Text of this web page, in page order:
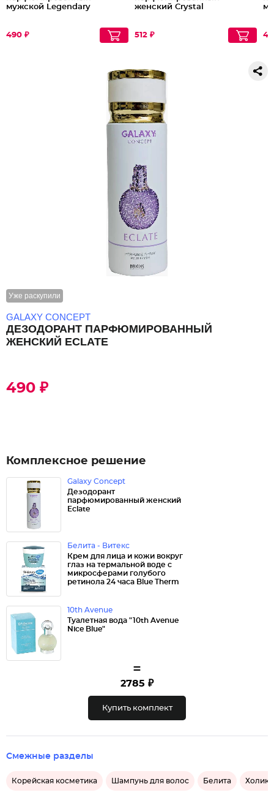
мужской Legendary
490 ₽
женский Crystal
512 ₽
Уже раскупили
GALAXY CONCEPT
ДЕЗОДОРАНТ ПАРФЮМИРОВАННЫЙ
ЖЕНСКИЙ ECLATE
490 ₽
Комплексное решение
Galaxy Concept
Дезодорант
парфюмированный женский
Eclate
Белита - Витекс
Крем для лица и кожи вокруг
глаз на термальной воде с
микросферами голубого
ретинола 24 часа Blue Therm
10th Avenue
Туалетная вода "10th Avenue
Nice Blue"
=
2785 ₽
Купить комплект
Смежные разделы
Корейская косметика Шампунь для волос Белита